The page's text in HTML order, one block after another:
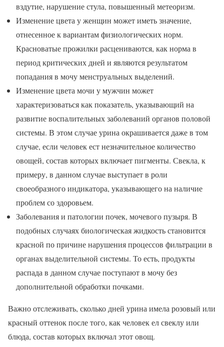
вздутие, нарушение стула, повышенный метеоризм.
Изменение цвета у женщин может иметь значение,
отнесенное к вариантам физиологических норм.
Красноватые прожилки расцениваются, как норма в
период критических дней и являются результатом
попадания в мочу менструальных выделений.
Изменение цвета мочи у мужчин может
характеризоваться как показатель, указывающий на
развитие воспалительных заболеваний органов половой
системы. В этом случае урина окрашивается даже в том
случае, если человек ест незначительное количество
овощей, состав которых включает пигменты. Свекла, к
примеру, в данном случае выступает в роли
своеобразного индикатора, указывающего на наличие
проблем со здоровьем.
Заболевания и патологии почек, мочевого пузыря. В
подобных случаях биологическая жидкость становится
красной по причине нарушения процессов фильтрации в
органах выделительной системы. То есть, продукты
распада в данном случае поступают в мочу без
дополнительной обработки почками.
Важно отслеживать, сколько дней урина имела розовый или
красный оттенок после того, как человек ел свеклу или
блюда, состав которых включал этот овощ.